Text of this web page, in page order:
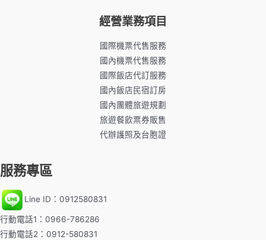
經營業務項目
國際機票代售服務
國內機票代售服務
國際飯店代訂服務
國內飯店民宿訂房
國內團體旅遊規劃
旅遊餐飲票券販售
代辦護照及台胞證
服務專區
Line ID：0912580831
行動電話1：0966-786286
行動電話2：0912-580831